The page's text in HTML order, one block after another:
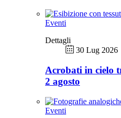
Eventi
Dettagli
30 Lug 2026
Acrobati in cielo
2 agosto
Eventi